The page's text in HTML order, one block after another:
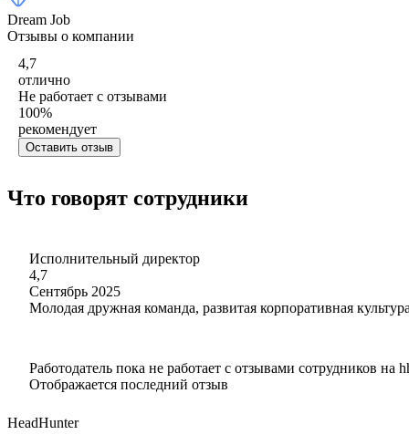
Dream Job
Отзывы о компании
4,7
отлично
Не работает с отзывами
100%
рекомендует
Оставить отзыв
Что говорят сотрудники
Исполнительный директор
4,7
Сентябрь 2025
Молодая дружная команда, развитая корпоративная
Работодатель пока не работает с отзывами сотрудников на
Отображается последний отзыв
HeadHunter